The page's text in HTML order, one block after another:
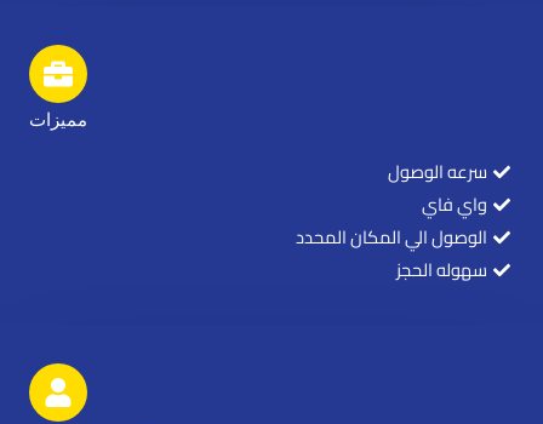
مميزات
سرعه الوصول
واي فاي
الوصول الي المكان المحدد
سهوله الحجز